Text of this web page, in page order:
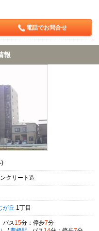
電話でお問合せ
報
)
クリート造
が丘 1丁目
バス 15分：停歩7分